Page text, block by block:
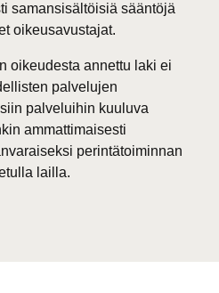
samansisältöisiä sääntöjä
oikeusavustajat.
oikeudesta annettu laki ei
palvelujen
palveluihin kuuluva
ammattimaisesti
perintätoiminnan
lailla.